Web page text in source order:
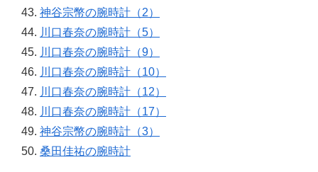
神谷宗幣の腕時計（2）
川口春奈の腕時計（5）
川口春奈の腕時計（9）
川口春奈の腕時計（10）
川口春奈の腕時計（12）
川口春奈の腕時計（17）
神谷宗幣の腕時計（3）
桑田佳祐の腕時計